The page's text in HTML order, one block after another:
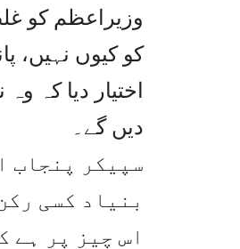
وزیراعظم کو
کو کیوں نہیں،
اختیار دیا کہ
دیں گے۔
سپیکر پنجاب
بنیاد کسی
اس چیز پر ہے